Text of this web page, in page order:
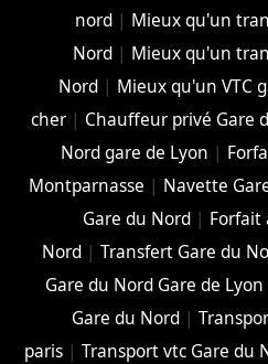
nord | Mieux qu'un
Nord | Mieux qu'un
Nord| Mieux qu'un VTC
cher| Chauffeur privé Gare
Nord gare de Lyon |
Montparnasse | Navette
Gare du Nord| Forfait
Nord |Transfert Gare du
Gare du Nord Gare de Lyon
Gare du Nord |
paris| Transport vtc Gare du